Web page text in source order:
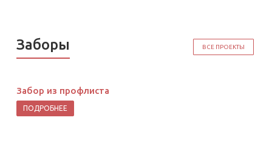
ВСЕ ПРОЕКТЫ
Заборы
Забор из профлиста
ПОДРОБНЕЕ